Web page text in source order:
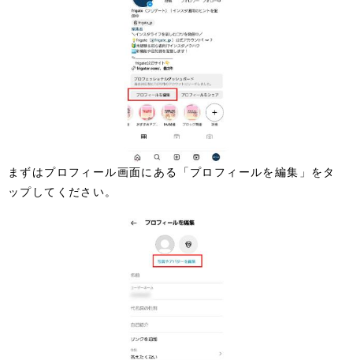
まずはプロフィール画面にある「プロフィールを編集」をタ
ップしてください。